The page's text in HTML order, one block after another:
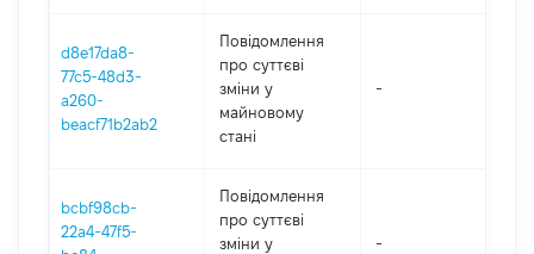
d8e17da8-
77c5-48d3-
a260-
beacf71b2ab2
Повідомлення
про суттєві
зміни y
майновому
стані
-
bcbf98cb-
22a4-47f5-
Повідомлення
про суттєві
зміни y
-